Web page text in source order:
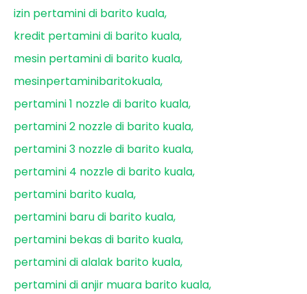
izin pertamini di barito kuala
kredit pertamini di barito kuala
mesin pertamini di barito kuala
mesinpertaminibaritokuala
pertamini 1 nozzle di barito kuala
pertamini 2 nozzle di barito kuala
pertamini 3 nozzle di barito kuala
pertamini 4 nozzle di barito kuala
pertamini barito kuala
pertamini baru di barito kuala
pertamini bekas di barito kuala
pertamini di alalak barito kuala
pertamini di anjir muara barito kuala